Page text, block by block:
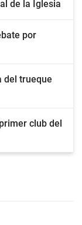
de la Iglesia
por
del trueque
club del